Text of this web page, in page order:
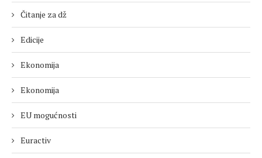
Čitanje za dž
Edicije
Ekonomija
Ekonomija
EU mogućnosti
Euractiv